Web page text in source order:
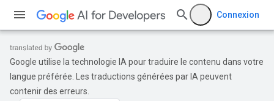
Connexion
Google utilise la technologie IA pour traduire le contenu dans votre
langue préférée. Les traductions générées par IA peuvent
contenir des erreurs.